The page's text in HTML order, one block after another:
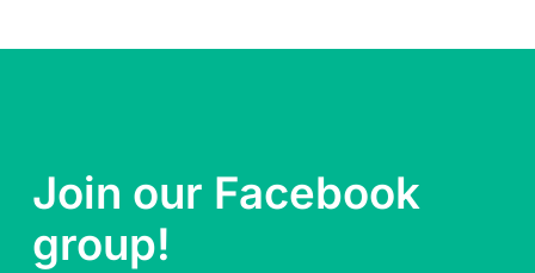
Join our Facebook
group!